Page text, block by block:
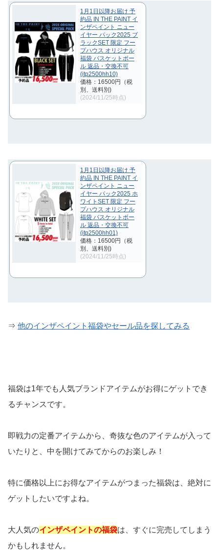
1月1日以降お届け 予
約品 IN THE PAINT イ
ンザペイント ニュー
イヤー パック2025 ブ
ラックSET 限定 フー
プハウス オリジナル
福袋 バスケットボー
ル 返品・交換不可
(itp2500hh10)
価格：16500円（税
別、送料別)
(2024/11/25時点)
1月1日以降お届け 予
約品 IN THE PAINT イ
ンザペイント ニュー
イヤー パック2025 ホ
ワイトSET 限定 フー
プハウス オリジナル
福袋 バスケットボー
ル 返品・交換不可
(itp2500hh01)
価格：16500円（税
別、送料別)
(2024/11/25時点)
⇒ 他のインザペイント福袋やセール品を探してみる
福袋は1年でも人気ブランドアイテムがお得にゲットでき
るチャンスです。
即戦力の定番アイテムから、奇抜な色のアイテムが入って
いたりと、中を開けてみてからのお楽しみ！
特に価格以上にお得なアイテムがつまった福袋は、絶対に
ゲットしたいですよね。
大人気のインザペイントの福袋は、すぐに完売してしまう
かもしれません。